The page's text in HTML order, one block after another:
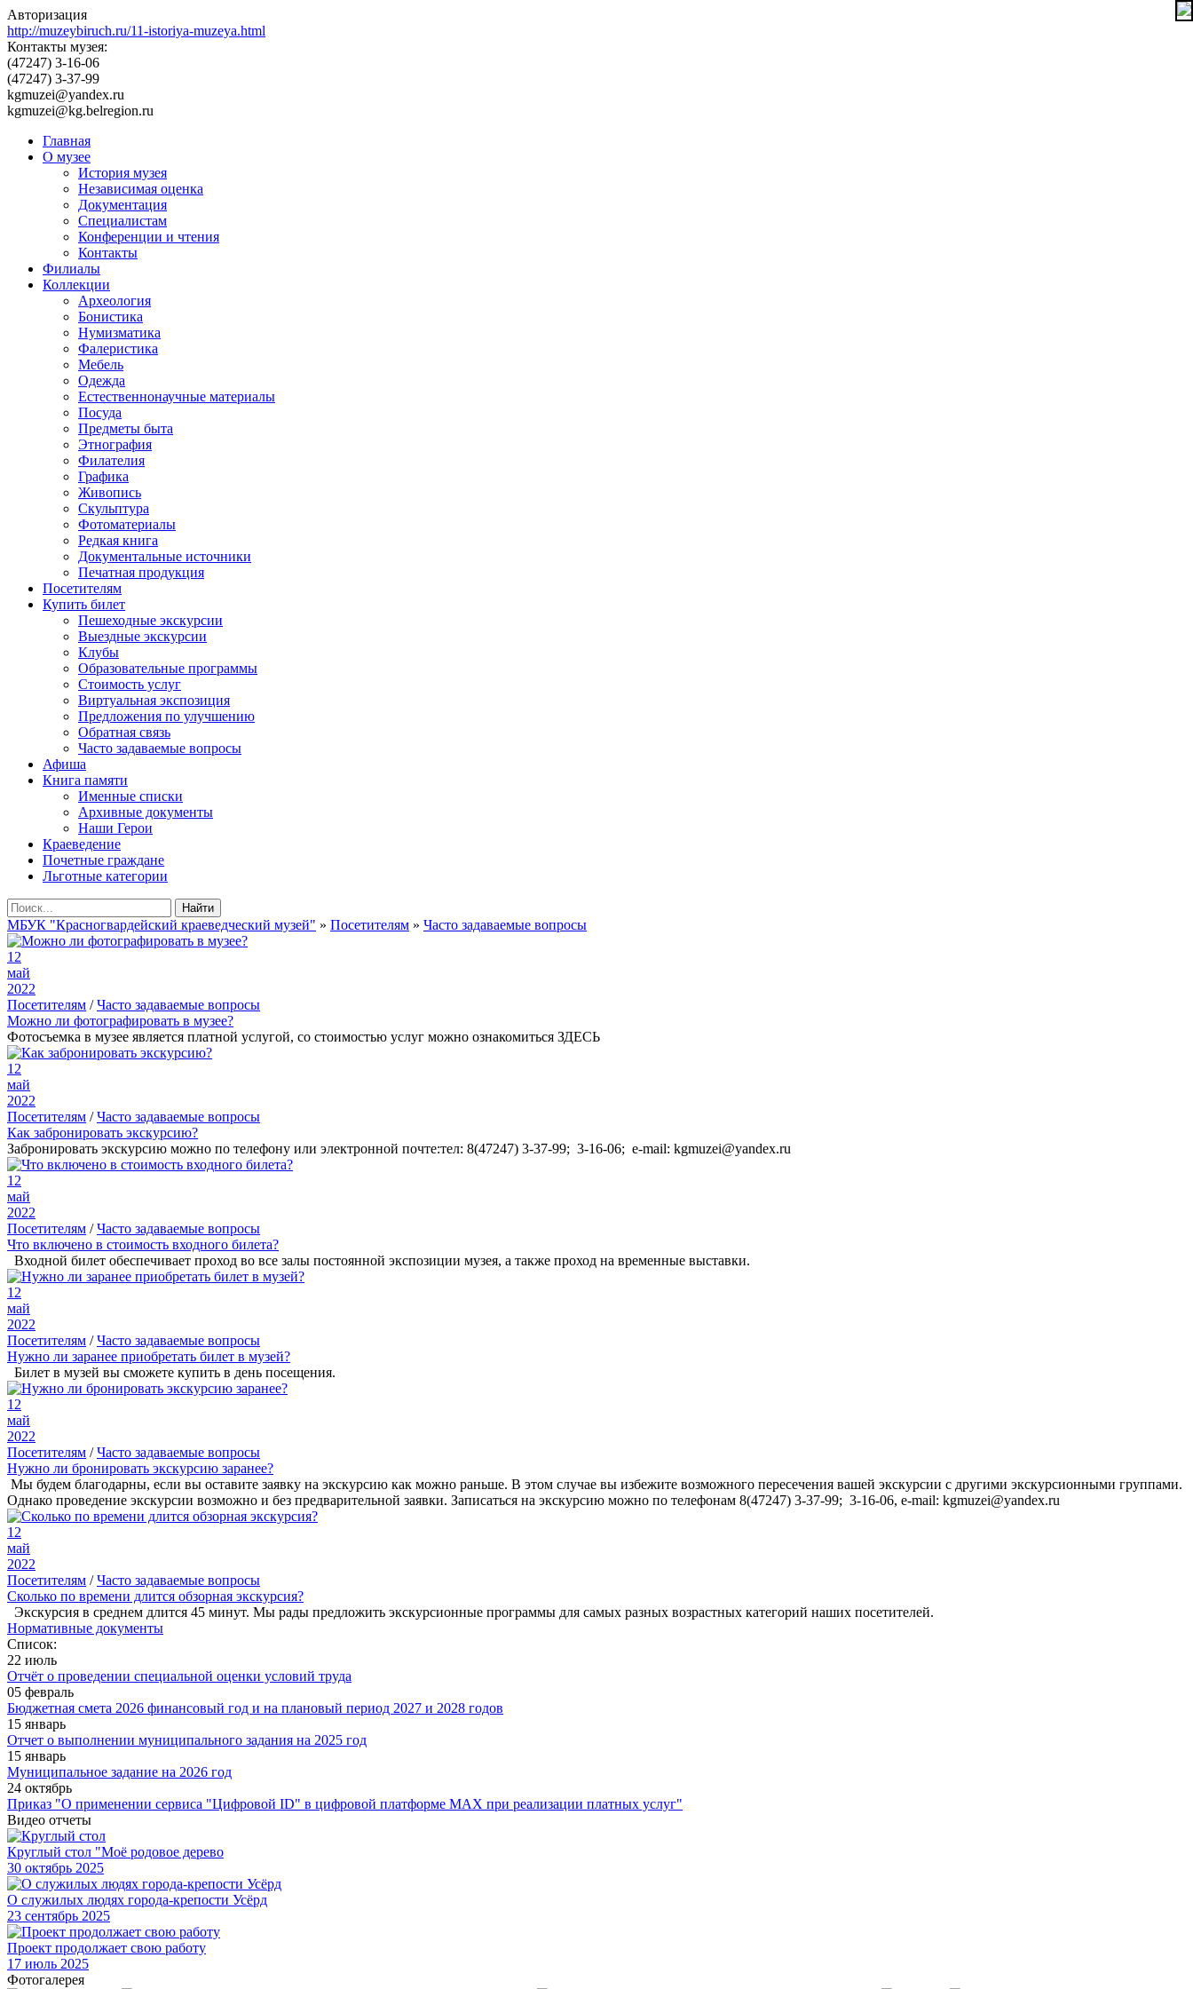
Авторизация
http://muzeybiruch.ru/11-istoriya-muzeya.html
Контакты музея:
(47247) 3-16-06
(47247) 3-37-99
kgmuzei@yandex.ru
kgmuzei@kg.belregion.ru
Главная
О музее
История музея
Независимая оценка
Документация
Специалистам
Конференции и чтения
Контакты
Филиалы
Коллекции
Археология
Бонистика
Нумизматика
Фалеристика
Мебель
Одежда
Естественнонаучные материалы
Посуда
Предметы быта
Этнография
Филателия
Графика
Живопись
Скульптура
Фотоматериалы
Редкая книга
Документальные источники
Печатная продукция
Посетителям
Купить билет
Пешеходные экскурсии
Выездные экскурсии
Клубы
Образовательные программы
Стоимость услуг
Виртуальная экспозиция
Предложения по улучшению
Обратная связь
Часто задаваемые вопросы
Афиша
Книга памяти
Именные списки
Архивные документы
Наши Герои
Краеведение
Почетные граждане
Льготные категории
Найти
МБУК "Красногвардейский краеведческий музей" » Посетителям » Часто задаваемые вопросы
12
май
2022
Посетителям /Часто задаваемые вопросы
Можно ли фотографировать в музее?
Фотосъемка в музее является платной услугой, со стоимостью услуг можно ознакомиться ЗДЕСЬ
12
май
2022
Посетителям /Часто задаваемые вопросы
Как забронировать экскурсию?
Забронировать экскурсию можно по телефону или электронной почте:тел: 8(47247) 3-37-99; 3-16-06; e-mail: kgmuzei@yandex.ru
12
май
2022
Посетителям /Часто задаваемые вопросы
Что включено в стоимость входного билета?
Входной билет обеспечивает проход во все залы постоянной экспозиции музея, а также проход на временные выставки.
12
май
2022
Посетителям /Часто задаваемые вопросы
Нужно ли заранее приобретать билет в музей?
Билет в музей вы сможете купить в день посещения.
12
май
2022
Посетителям /Часто задаваемые вопросы
Нужно ли бронировать экскурсию заранее?
Мы будем благодарны, если вы оставите заявку на экскурсию как можно раньше. В этом случае вы избежите возможного пересечения вашей экскурсии с другими экскурсионными группами.
Однако проведение экскурсии возможно и без предварительной заявки. Записаться на экскурсию можно по телефонам 8(47247) 3-37-99; 3-16-06, e-mail: kgmuzei@yandex.ru
12
май
2022
Посетителям /Часто задаваемые вопросы
Сколько по времени длится обзорная экскурсия?
Экскурсия в среднем длится 45 минут. Мы рады предложить экскурсионные программы для самых разных возрастных категорий наших посетителей.
Нормативные документы
Список:
22 июль
Отчёт о проведении специальной оценки условий труда
05 февраль
Бюджетная смета 2026 финансовый год и на плановый период 2027 и 2028 годов
15 январь
Отчет о выполнении муниципального задания на 2025 год
15 январь
Муниципальное задание на 2026 год
24 октябрь
Приказ "О применении сервиса "Цифровой ID" в цифровой платформе МАХ при реализации платных услуг"
Видео отчеты
Круглый стол "Моё родовое дерево
30 октябрь 2025
О служилых людях города-крепости Усёрд
23 сентябрь 2025
Проект продолжает свою работу
17 июль 2025
Фотогалерея